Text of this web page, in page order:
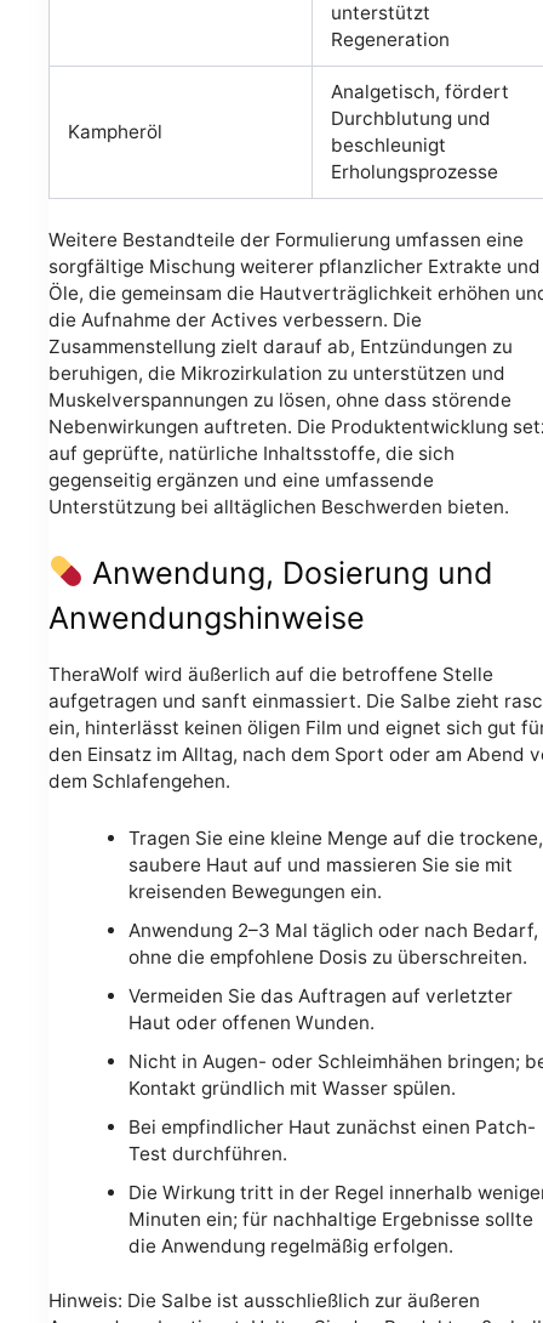
unterstützt
Regeneration
Kampheröl
Analgetisch, fördert
Durchblutung und
beschleunigt
Erholungsprozesse
Weitere Bestandteile der Formulierung umfassen eine
sorgfältige Mischung weiterer pflanzlicher Extrakte und
Öle, die gemeinsam die Hautverträglichkeit erhöhen
die Aufnahme der Actives verbessern. Die
Zusammenstellung zielt darauf ab, Entzündungen zu
beruhigen, die Mikrozirkulation zu unterstützen und
Muskelverspannungen zu lösen, ohne dass störende
Nebenwirkungen auftreten. Die Produktentwicklung
auf geprüfte, natürliche Inhaltsstoffe, die sich
gegenseitig ergänzen und eine umfassende
Unterstützung bei alltäglichen Beschwerden bieten.
Anwendung, Dosierung und
Anwendungshinweise
TheraWolf wird äußerlich auf die betroffene Stelle
aufgetragen und sanft einmassiert. Die Salbe zieht
ein, hinterlässt keinen öligen Film und eignet sich gut
den Einsatz im Alltag, nach dem Sport oder am Abend
dem Schlafengehen.
Tragen Sie eine kleine Menge auf die trockene,
saubere Haut auf und massieren Sie sie mit
kreisenden Bewegungen ein.
Anwendung 2–3 Mal täglich oder nach Bedarf,
ohne die empfohlene Dosis zu überschreiten.
Vermeiden Sie das Auftragen auf verletzter
Haut oder offenen Wunden.
Nicht in Augen- oder Schleimhähen bringen;
Kontakt gründlich mit Wasser spülen.
Bei empfindlicher Haut zunächst einen Patch-
Test durchführen.
Die Wirkung tritt in der Regel innerhalb
Minuten ein; für nachhaltige Ergebnisse sollte
die Anwendung regelmäßig erfolgen.
Hinweis: Die Salbe ist ausschließlich zur äußeren